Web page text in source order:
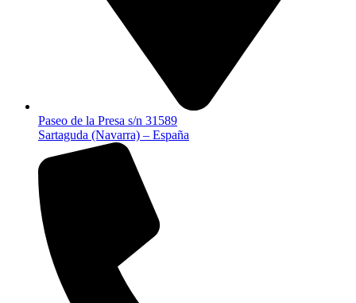
Paseo de la Presa s/n 31589
Sartaguda (Navarra) – España